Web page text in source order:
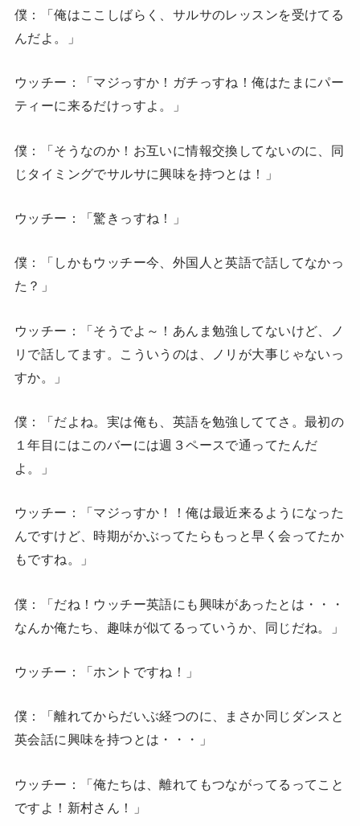
僕：「俺はここしばらく、サルサのレッスンを受けてる
んだよ。」
ウッチー：「マジっすか！ガチっすね！俺はたまにパー
ティーに来るだけっすよ。」
僕：「そうなのか！お互いに情報交換してないのに、同
じタイミングでサルサに興味を持つとは！」
ウッチー：「驚きっすね！」
僕：「しかもウッチー今、外国人と英語で話してなかっ
た？」
ウッチー：「そうでよ～！あんま勉強してないけど、ノ
リで話してます。こういうのは、ノリが大事じゃないっ
すか。」
僕：「だよね。実は俺も、英語を勉強しててさ。最初の
１年目にはこのバーには週３ペースで通ってたんだ
よ。」
ウッチー：「マジっすか！！俺は最近来るようになった
んですけど、時期がかぶってたらもっと早く会ってたか
もですね。」
僕：「だね！ウッチー英語にも興味があったとは・・・
なんか俺たち、趣味が似てるっていうか、同じだね。」
ウッチー：「ホントですね！」
僕：「離れてからだいぶ経つのに、まさか同じダンスと
英会話に興味を持つとは・・・」
ウッチー：「俺たちは、離れてもつながってるってこと
ですよ！新村さん！」